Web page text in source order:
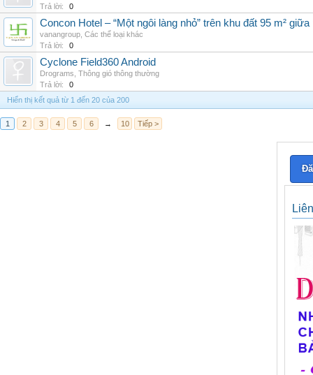
Trả lời:
0
Concon Hotel – “Một ngôi làng nhỏ” trên khu đất 95 m²
vanangroup Các thể loại khác
Trả lời:
0
Cyclone Field360 Android
Drograms Thông gió thông thường
Trả lời:
0
Hiển thị kết quả từ 1 đến 20 của 200
1 2 3 4 5 6 → 10 Tiếp >